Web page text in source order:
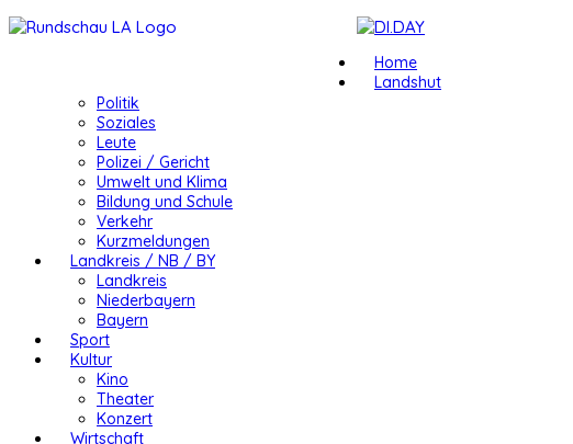
Home
Landshut
Politik
Soziales
Leute
Polizei / Gericht
Umwelt und Klima
Bildung und Schule
Verkehr
Kurzmeldungen
Landkreis / NB / BY
Landkreis
Niederbayern
Bayern
Sport
Kultur
Kino
Theater
Konzert
Wirtschaft